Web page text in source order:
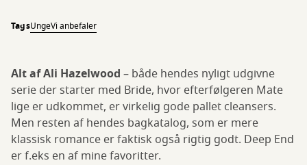
TagsUngeVi anbefaler
Alt af Ali Hazelwood – både hendes nyligt udgivne
serie der starter med Bride, hvor efterfølgeren Mate
lige er udkommet, er virkelig gode pallet cleansers.
Men resten af hendes bagkatalog, som er mere
klassisk romance er faktisk også rigtig godt. Deep End
er f.eks en af mine favoritter.